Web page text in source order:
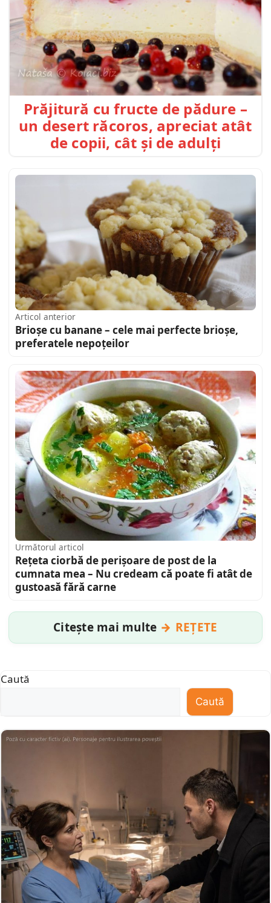
Prăjitură cu fructe de pădure –
un desert răcoros, apreciat atât
de copii, cât și de adulți
Articol anterior
Brioșe cu banane – cele mai perfecte brioșe,
preferatele nepoțeilor
Următorul articol
Rețeta ciorbă de perișoare de post de la
cumnata mea – Nu credeam că poate fi atât de
gustoasă fără carne
Citește mai multe REȚETE
Caută
Caută